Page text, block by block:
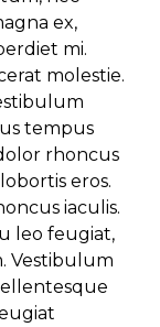
ex,
mi.
molestie.
tempus
rhoncus
eros.
iaculis.
leo feugiat,
Vestibulum